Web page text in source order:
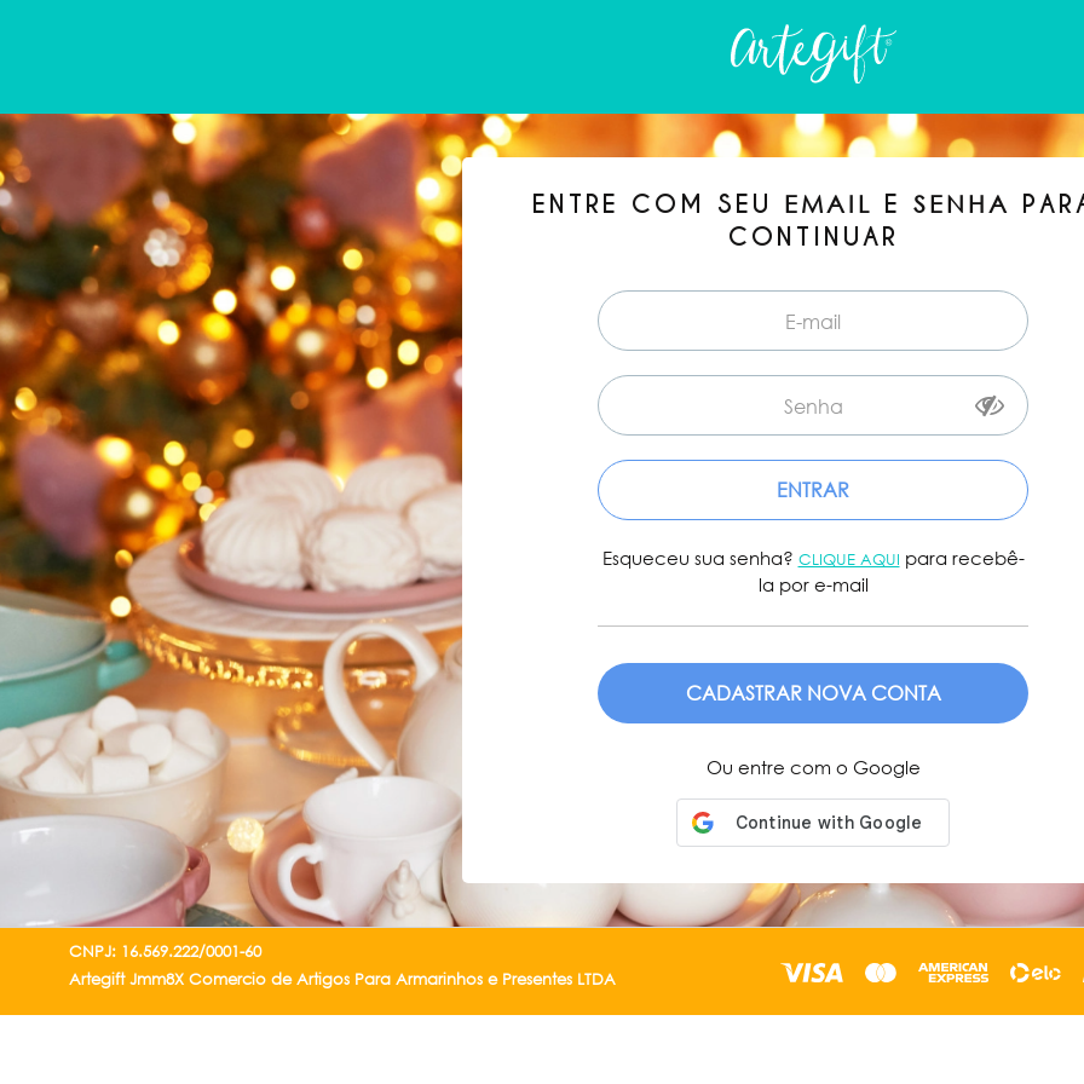
ENTRE COM SEU EMAIL E SENHA
CONTINUAR
ENTRAR
Esqueceu sua senha? CLIQUE AQUI para recebê-
la por e-mail
ENVIAR
Ou entre com o Google
CNPJ: 16.569.222/0001-60
Artegift Jmm8X Comercio de Artigos Para Armarinhos e Presentes LTDA